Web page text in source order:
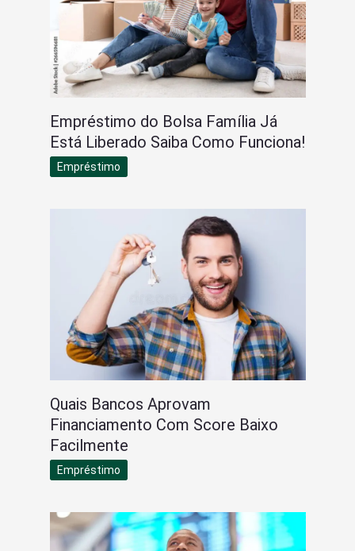
Empréstimo do Bolsa Família Já
Está Liberado Saiba Como Funciona!
Empréstimo
Quais Bancos Aprovam
Financiamento Com Score Baixo
Facilmente
Empréstimo